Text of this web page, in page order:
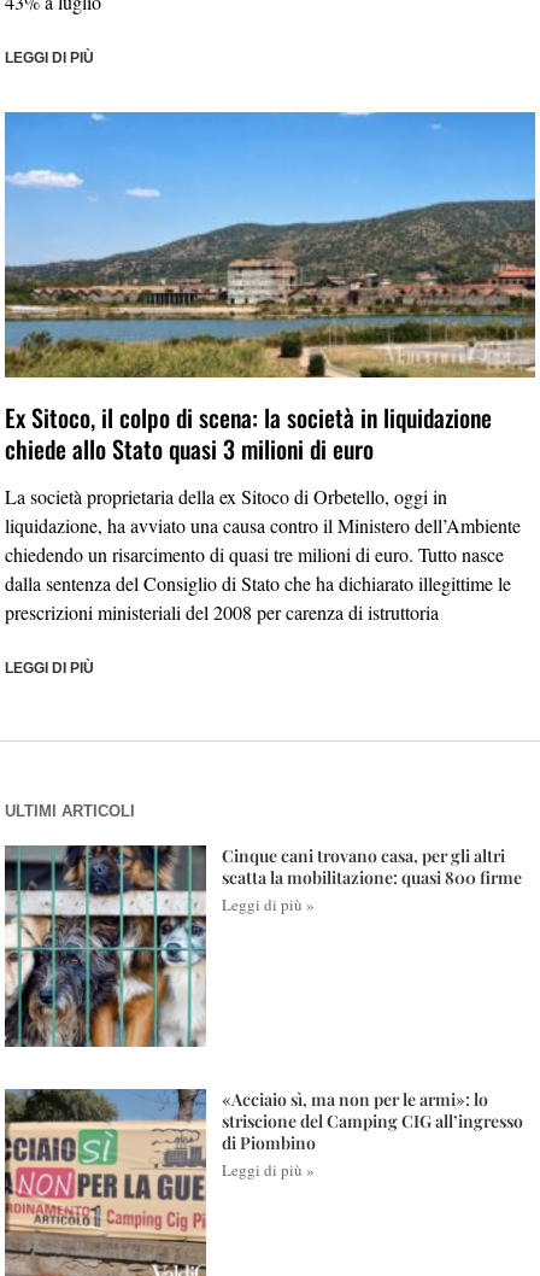
LEGGI DI PIÙ
Ex Sitoco, il colpo di scena: la società in liquidazione
chiede allo Stato quasi 3 milioni di euro
La società proprietaria della ex Sitoco di Orbetello, oggi in
liquidazione, ha avviato una causa contro il Ministero dell’Ambiente
chiedendo un risarcimento di quasi tre milioni di euro. Tutto nasce
dalla sentenza del Consiglio di Stato che ha dichiarato illegittime le
prescrizioni ministeriali del 2008 per carenza di istruttoria
LEGGI DI PIÙ
ULTIMI ARTICOLI
Cinque cani trovano casa, per gli altri
scatta la mobilitazione: quasi 800 firme
Leggi di più »
«Acciaio sì, ma non per le armi»: lo
striscione del Camping CIG all’ingresso
di Piombino
Leggi di più »